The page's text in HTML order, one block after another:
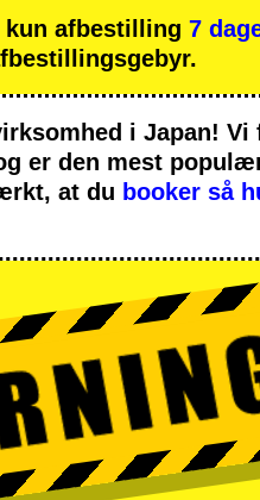
kun afbestilling 7
i Japan!
er den mest
at du booker så